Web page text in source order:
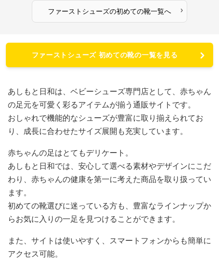
ファーストシューズの初めての靴一覧へ ›
ファーストシューズ 初めての靴の一覧を見る
あしもと日和は、ベビーシューズ専門店として、赤ちゃん
の足元を可愛く彩るアイテムが揃う通販サイトです。
おしゃれで機能的なシューズが豊富に取り揃えられてお
り、成長に合わせたサイズ展開も充実しています。
赤ちゃんの足はとてもデリケート。
あしもと日和では、安心して選べる素材やデザインにこだ
わり、赤ちゃんの健康を第一に考えた商品を取り扱ってい
ます。
初めての靴選びに迷っている方も、豊富なラインナップか
らお気に入りの一足を見つけることができます。
また、サイトは使いやすく、スマートフォンからも簡単に
アクセス可能。